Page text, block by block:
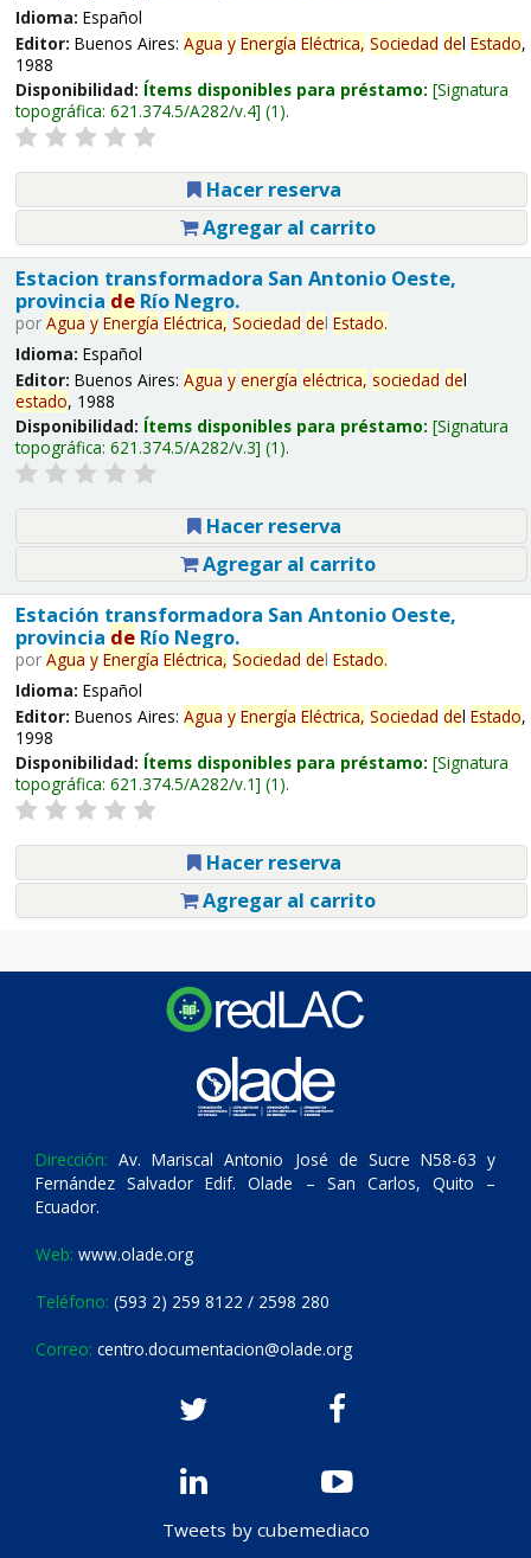
Idioma: Español
Editor: Buenos Aires: Agua y Energía Eléctrica, Sociedad del Estado,
1988
Disponibilidad: Ítems disponibles para préstamo: Signatura
topográfica: 621.374.5/A282/v.4 (1).
Hacer reserva
Agregar al carrito
Estacion transformadora San Antonio Oeste,
provincia deRío Negro.
por Agua y Energía Eléctrica, Sociedad del Estado.
Idioma: Español
Editor: Buenos Aires: Agua y energía eléctrica, sociedad del
estado, 1988
Disponibilidad: Ítems disponibles para préstamo: Signatura
topográfica: 621.374.5/A282/v.3 (1).
Hacer reserva
Agregar al carrito
Estación transformadora San Antonio Oeste,
provincia deRío Negro.
por Agua y Energía Eléctrica, Sociedad del Estado.
Idioma: Español
Editor: Buenos Aires: Agua y Energía Eléctrica, Sociedad del Estado,
1998
Disponibilidad: Ítems disponibles para préstamo: Signatura
topográfica: 621.374.5/A282/v.1 (1).
Hacer reserva
Agregar al carrito
Dirección: Av. Mariscal Antonio José de Sucre N58-63 y
Fernández Salvador Edif. Olade – San Carlos, Quito –
Ecuador.
Web: www.olade.org
Teléfono: (593 2) 259 8122 / 2598 280
Correo: centro.documentacion@olade.org
Tweets by cubemediaco